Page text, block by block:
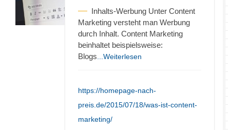
Inhalts-Werbung Unter Content
Marketing versteht man Werbung
durch Inhalt. Content Marketing
beinhaltet beispielsweise:
Blogs ...Weiterlesen
https://homepage-nach-
preis.de/2015/07/18/was-ist-content-
marketing/